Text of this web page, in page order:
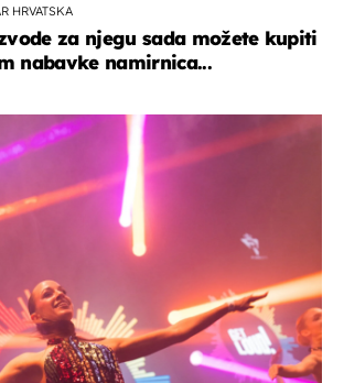
HRVATSKA
za njegu sada možete kupiti
nabavke namirnica...